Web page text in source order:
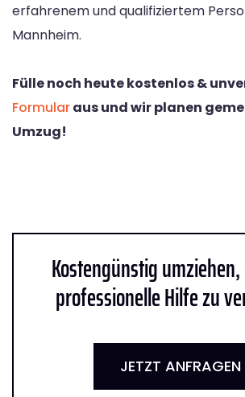
erfahrenem und qualifiziertem
Mannheim.
Fülle noch heute kostenlos &
Formularaus und wir planen
Umzug!
Kostengünstig
professionelle Hilfe zu
JETZT ANFRAGEN